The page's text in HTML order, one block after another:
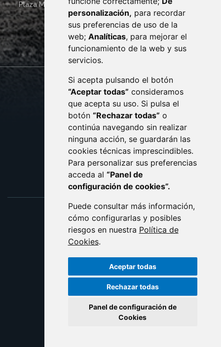
personalización, para recordar
sus preferencias de uso de la
web; Analíticas, para mejorar el
funcionamiento de la web y sus
servicios.
Si acepta pulsando el botón
“Aceptar todas” consideramos
que acepta su uso. Si pulsa el
botón “Rechazar todas” o
continúa navegando sin realizar
ninguna acción, se guardarán las
cookies técnicas imprescindibles.
Para personalizar sus preferencias
acceda al “Panel de
configuración de cookies”.
Puede consultar más información,
cómo configurarlas y posibles
riesgos en nuestra Política de
Cookies.
Aceptar todas
Rechazar todas
Panel de configuración de
Cookies
Plaza Mayor 4 22400 MONZÓN - ARAGÓN (ESPAÑA)
· (34) 974 400 700 ·
sac@monzon.es
monzon.es
CONTACTO
AVISO LEGAL
PROTECCIÓN DE DATOS
POLÍTICA DE COOKIES
ACCESIBILIDAD
ENLACE EXTERNO AL